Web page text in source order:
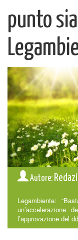
punto
Autore:
Legambiente:
un’accelerazione
l’approvazione del